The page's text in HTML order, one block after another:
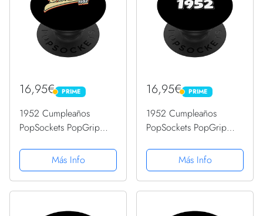
16,95€ PRIME
PRIME
1952 Cumpleaños
PopSockets PopGrip
Más Info
16,95€ PRIME
PRIME
1952 Cumpleaños
PopSockets PopGrip
Más Info